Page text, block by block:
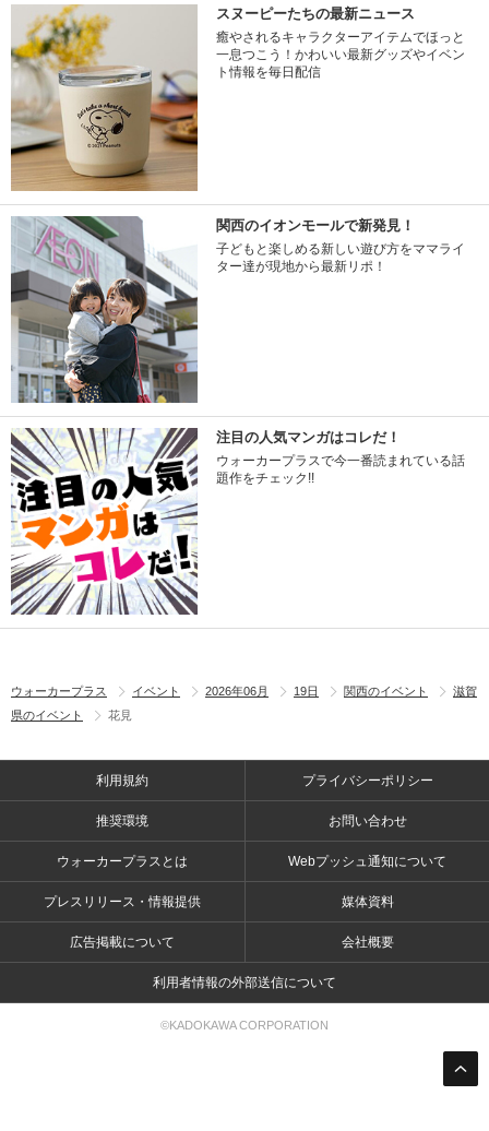
スヌーピーたちの最新ニュース
癒やされるキャラクターアイテムでほっと
一息つこう！かわいい最新グッズやイベン
ト情報を毎日配信
関西のイオンモールで新発見！
子どもと楽しめる新しい遊び方をママライ
ター達が現地から最新リポ！
注目の人気マンガはコレだ！
ウォーカープラスで今一番読まれている話
題作をチェック!!
ウォーカープラス イベント 2026年06月 19日 関西のイベント
滋賀
県のイベント
花見
利用規約 プライバシーポリシー
推奨環境 お問い合わせ
ウォーカープラスとは Webプッシュ通知について
プレスリリース・情報提供 媒体資料
広告掲載について 会社概要
利用者情報の外部送信について
©KADOKAWA CORPORATION